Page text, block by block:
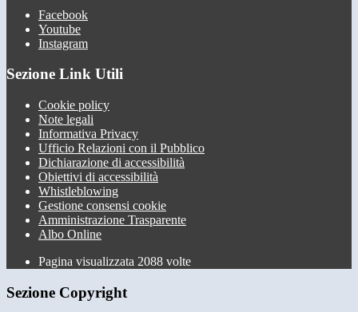
Facebook
Youtube
Instagram
Sezione Link Utili
Cookie policy
Note legali
Informativa Privacy
Ufficio Relazioni con il Pubblico
Dichiarazione di accessibilità
Obiettivi di accessibilità
Whistleblowing
Gestione consensi cookie
Amministrazione Trasparente
Albo Online
Pagina visualizzata 2088 volte
Sezione Copyright